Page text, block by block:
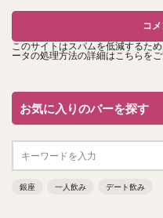
このサイトはスパムを低減するた
ータの処理方法の詳細はこちらを
お気に入りのバーを探す
銀座 一人飲み デート飲み